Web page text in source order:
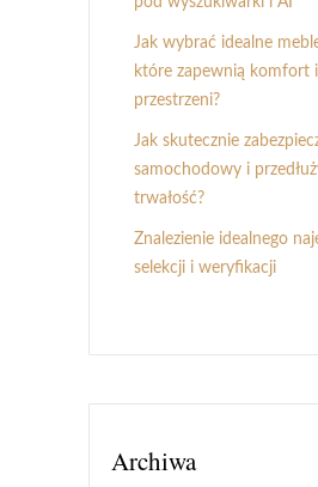
Jak wybrać idealne
które zapewnią komfort
przestrzeni?
Jak skutecznie
samochodowy i
trwałość?
Znalezienie idealnego
selekcji i weryfikacji
Archiwa